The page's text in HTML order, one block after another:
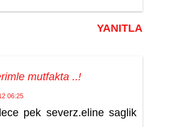
YANITLA
mutfakta ..!
06:25
pek severz.eline saglik